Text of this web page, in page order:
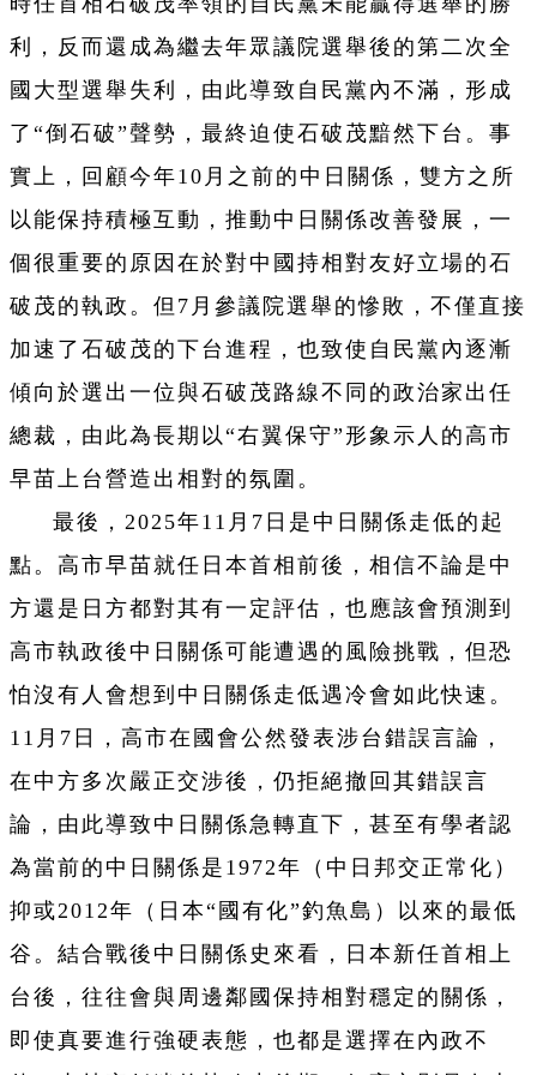
利，反而還成為繼去年眾議院選舉後的第二次全
國大型選舉失利，由此導致自民黨內不滿，形成
了“倒石破”聲勢，最終迫使石破茂黯然下台。事
實上，回顧今年10月之前的中日關係，雙方之所
以能保持積極互動，推動中日關係改善發展，一
個很重要的原因在於對中國持相對友好立場的石
破茂的執政。但7月參議院選舉的慘敗，不僅直接
加速了石破茂的下台進程，也致使自民黨內逐漸
傾向於選出一位與石破茂路線不同的政治家出任
總裁，由此為長期以“右翼保守”形象示人的高市
早苗上台營造出相對的氛圍。
最後，2025年11月7日是中日關係走低的起
點。高市早苗就任日本首相前後，相信不論是中
方還是日方都對其有一定評估，也應該會預測到
高市執政後中日關係可能遭遇的風險挑戰，但恐
怕沒有人會想到中日關係走低遇冷會如此快速。
11月7日，高市在國會公然發表涉台錯誤言論，
在中方多次嚴正交涉後，仍拒絕撤回其錯誤言
論，由此導致中日關係急轉直下，甚至有學者認
為當前的中日關係是1972年（中日邦交正常化）
抑或2012年（日本“國有化”釣魚島）以來的最低
谷。結合戰後中日關係史來看，日本新任首相上
台後，往往會與周邊鄰國保持相對穩定的關係，
即使真要進行強硬表態，也都是選擇在內政不